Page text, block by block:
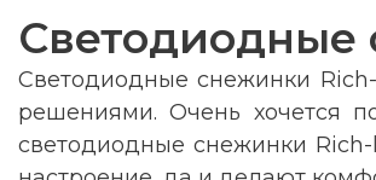
Светодиодные
Светодиодные снежинки
решениями. Очень хочется
светодиодные снежинки